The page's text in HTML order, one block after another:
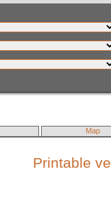
Map
Printable